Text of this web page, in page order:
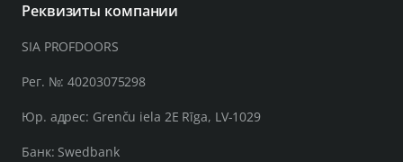
Реквизиты компании
SIA PROFDOORS
Рег. №: 40203075298
Юр. адрес: Grenču iela 2E Rīga, LV-1029
Банк: Swedbank